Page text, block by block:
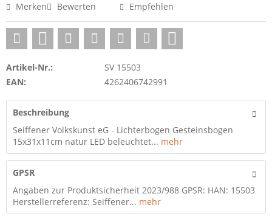
Merken Bewerten Empfehlen
Artikel-Nr.:
SV 15503
EAN:
4262406742991
Beschreibung
Seiffener Volkskunst eG - Lichterbogen Gesteinsbogen
15x31x11cm natur LED beleuchtet... mehr
GPSR
Angaben zur Produktsicherheit 2023/988 GPSR: HAN: 15503
Herstellerreferenz: Seiffener... mehr